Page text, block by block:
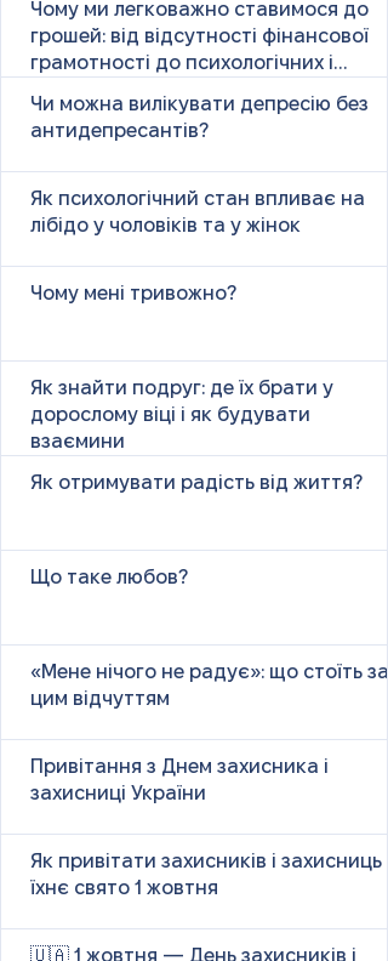
Чому ми легковажно ставимося до
грошей: від відсутності фінансової
грамотності до психологічних і
Чи можна вилікувати депресію без
антидепресантів?
Як психологічний стан впливає на
лібідо у чоловіків та у жінок
Чому мені тривожно?
Як знайти подруг: де їх брати у
дорослому віці і як будувати
взаємини
Як отримувати радість від життя?
Що таке любов?
«Мене нічого не радує»: що стоїть за
цим відчуттям
Привітання з Днем захисника і
захисниці України
Як привітати захисників і захисниць у
їхнє свято 1 жовтня
🇺🇦 1 жовтня — День захисників і